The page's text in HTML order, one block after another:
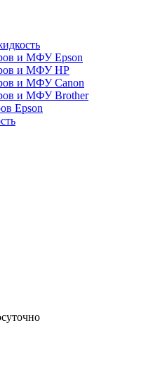
и МФУ Epson
и МФУ HP
и МФУ Canon
и МФУ Brother
Epson